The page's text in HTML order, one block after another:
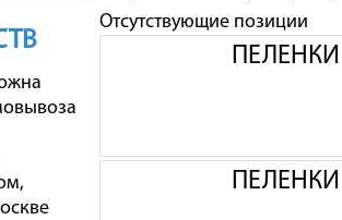
Отсутствующие позиции